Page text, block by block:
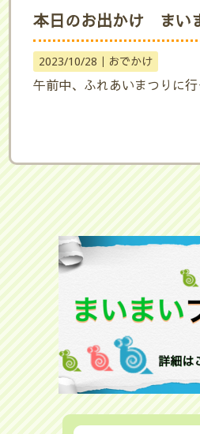
本日のお出かけ まい
2023/10/28｜ おでかけ
午前中、ふれあいまつりに行